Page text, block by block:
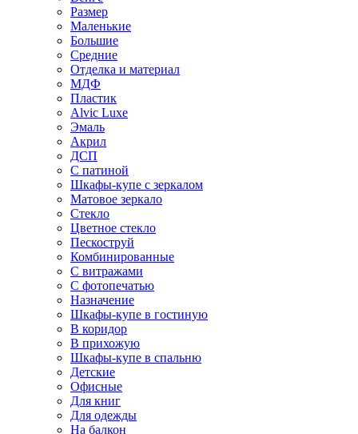
Размер
Маленькие
Большие
Средние
Отделка и материал
МДФ
Пластик
Alvic Luxe
Эмаль
Акрил
ДСП
С патиной
Шкафы-купе с зеркалом
Матовое зеркало
Стекло
Цветное стекло
Пескоструй
Комбинированные
С витражами
С фотопечатью
Назначение
Шкафы-купе в гостиную
В коридор
В прихожую
Шкафы-купе в спальню
Детские
Офисные
Для книг
Для одежды
На балкон